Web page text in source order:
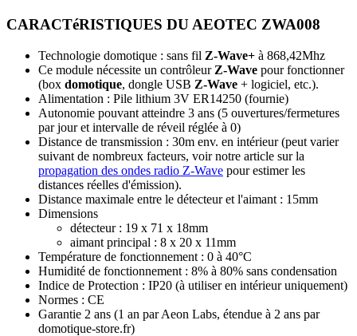
CARACTéRISTIQUES DU AEOTEC ZWA008
Technologie domotique : sans fil Z-Wave+ à 868,42Mhz
Ce module nécessite un contrôleur Z-Wave pour fonctionner
(box domotique, dongle USB Z-Wave + logiciel, etc.).
Alimentation : Pile lithium 3V ER14250 (fournie)
Autonomie pouvant atteindre 3 ans (5 ouvertures/fermetures
par jour et intervalle de réveil réglée à 0)
Distance de transmission : 30m env. en intérieur (peut varier
suivant de nombreux facteurs, voir notre article sur la
propagation des ondes radio Z-Wave pour estimer les
distances réelles d'émission).
Distance maximale entre le détecteur et l'aimant : 15mm
Dimensions
détecteur : 19 x 71 x 18mm
aimant principal : 8 x 20 x 11mm
Température de fonctionnement : 0 à 40°C
Humidité de fonctionnement : 8% à 80% sans condensation
Indice de Protection : IP20 (à utiliser en intérieur uniquement)
Normes : CE
Garantie 2 ans (1 an par Aeon Labs, étendue à 2 ans par
domotique-store.fr)